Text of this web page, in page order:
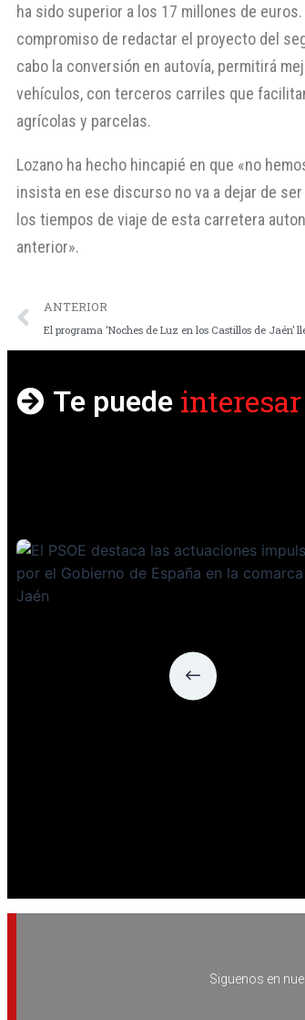
ha sido superior a los 17 millones de
compromiso de redactar el proyecto del
cabo la conversión en autovía, permitirá
vehículos, con terceros carriles que
agrícolas y parcelas.
Lozano ha hecho hincapié en que «no
insista en ese discurso no va a dejar de
los tiempos de viaje de esta carretera
anterior».
ANTERIOR
Te puede interesar
Siguenos en